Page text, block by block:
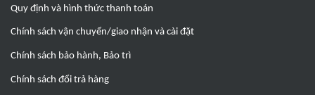
Quy định và hình thức thanh toán
Chính sách vận chuyển/giao nhận và cài đặt
Chính sách bảo hành, Bảo trì
Chính sách đổi trả hàng